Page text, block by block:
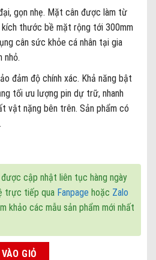
gọn nhẹ. Mặt cân được làm từ
kích thước bề mặt rộng tới 300mm
cân sức khỏe cá nhân tại gia
nhỏ.
đảm độ chính xác. Khả năng bật
tối ưu lượng pin dự trữ, nhanh
vật nặng bên trên. Sản phẩm có
cập nhật liên tục hàng ngày
trực tiếp qua Fanpage hoặc Zalo
khảo các mẫu sản phẩm mới nhất
điện tử kết nối Bluetooth phân tích chỉ
GIỎ